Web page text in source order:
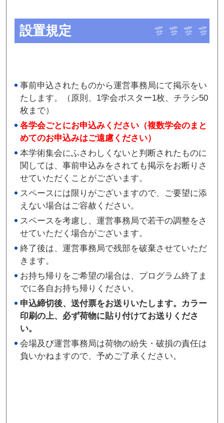
設置規定
事前申込されたものから運営事務局にて掲示をい
たします。（原則、1学会ポスター1枚、チラシ50
枚まで）
各学会ごとにお申込みください（複数学会のまと
めてのお申込みはご遠慮ください）
本学術集会にふさわしくないと判断されたものに
関しては、事前申込みをされても掲示をお断りさ
せていただくことがございます。
スペースには限りがございますので、ご要望に添
えない場合はご容赦ください。
スペースを考慮し、運営事務局で若干の調整をさ
せていただく場合がございます。
終了後は、運営事務局で残部を破棄させていただ
きます。
お持ち帰りをご希望の場合は、プログラム終了ま
でに各自お持ち帰りください。
申込締切後、送付票をお送りいたします。カラー
印刷の上、必ず荷物に貼り付けてお送りくださ
い。
会場及び運営事務局は荷物の紛失・破損の責任は
負いかねますので、予めご了承ください。